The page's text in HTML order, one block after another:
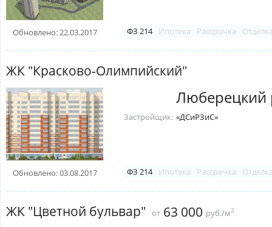
Обновлено: 22.03.2017 ФЗ 214 Ипотека Рассрочка
ЖК "Красково-Олимпийский"
Обновлено: 03.08.2017
Люберецкий
Застройщик: «ДСиРЗиС»
ФЗ 214 Ипотека Рассрочка
ЖК "Цветной бульвар" от 63 000 руб./м2